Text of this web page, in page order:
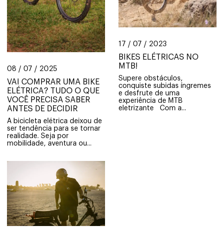
08 / 07 / 2025
VAI COMPRAR UMA BIKE
ELÉTRICA? TUDO O QUE
VOCÊ PRECISA SABER
ANTES DE DECIDIR
A bicicleta elétrica deixou de
ser tendência para se tornar
realidade. Seja por
mobilidade, aventura ou...
17 / 07 / 2023
BIKES ELÉTRICAS NO
MTB!
Supere obstáculos,
conquiste subidas íngremes
e desfrute de uma
experiência de MTB
eletrizante Com a...